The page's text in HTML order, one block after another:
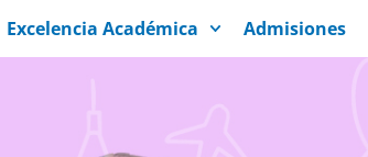
Excelencia Académica Admisiones